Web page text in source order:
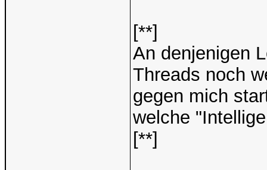
[**]
An denjenigen
Threads noch
gegen mich
welche
[**]